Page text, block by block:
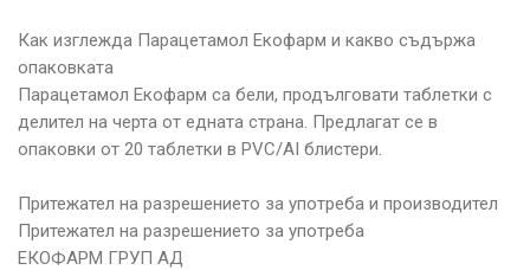
Как изглежда Парацетамол Екофарм и какво съдържа
опаковката
Парацетамол Екофарм са бели, продълговати таблетки с
делител на черта от едната страна. Предлагат се в
опаковки от 20 таблетки в PVC/AI блистери.
Притежател на разрешението за употреба и производител
Притежател на разрешението за употреба
ЕКОФАРМ ГРУП АД